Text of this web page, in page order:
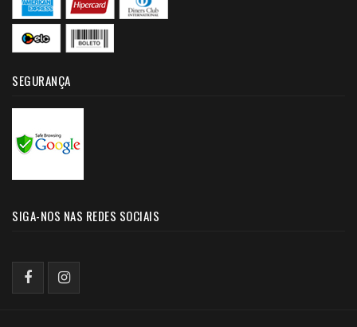
SEGURANÇA
SIGA-NOS NAS REDES SOCIAIS